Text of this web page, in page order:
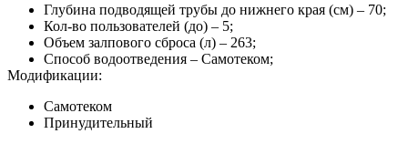
Глубина подводящей трубы до нижнего края (см) – 70;
Кол-во пользователей (до) – 5;
Объем залпового сброса (л) – 263;
Способ водоотведения – Самотеком;
Модификации:
Самотеком
Принудительный